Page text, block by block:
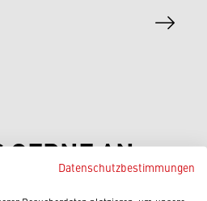
GERNE AN
Datenschutzbestimmungen